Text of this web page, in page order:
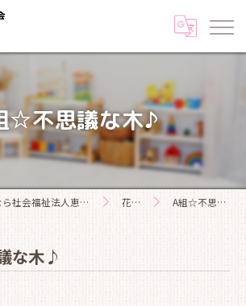
☆不思議な木♪
佐世保の保育園なら社会福祉法人恵光園福祉会花高保育園 花高日記 A組☆不思議な木♪
な木♪